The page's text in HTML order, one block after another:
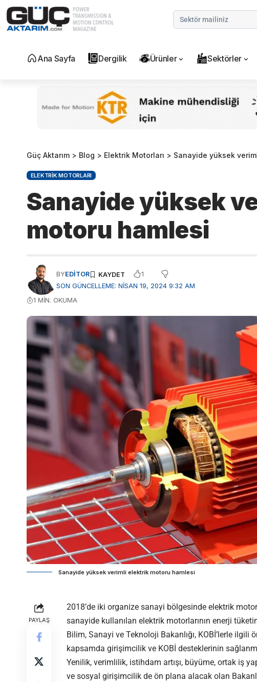
Ana Sayfa Dergilik Ürünler Sektörler
Güç Aktarım > Blog > Elektrik Motorları > Sanayide yüksek
ELEKTRIK MOTORLARI
Sanayide yüksek
motoru hamlesi
SON GÜNCELLEME: NISAN 19, 2024 9:32 AM
BYEDITOR 1
1 MIN. OKUMA
Sanayide yüksek verimli elektrik motoru hamlesi
PAYLAŞ
2018’de iki organize sanayi bölgesinde elektrik
sanayide kullanılan elektrik motorlarının enerji
Bilim, Sanayi ve Teknoloji Bakanlığı, KOBİ’lerle ilgili
kapsamda girişimcilik ve KOBİ desteklerinin
Yenilik, verimlilik, istihdam artışı, büyüme, ortak iş
ve sosyal girişimcilik de ön plana alacak olan